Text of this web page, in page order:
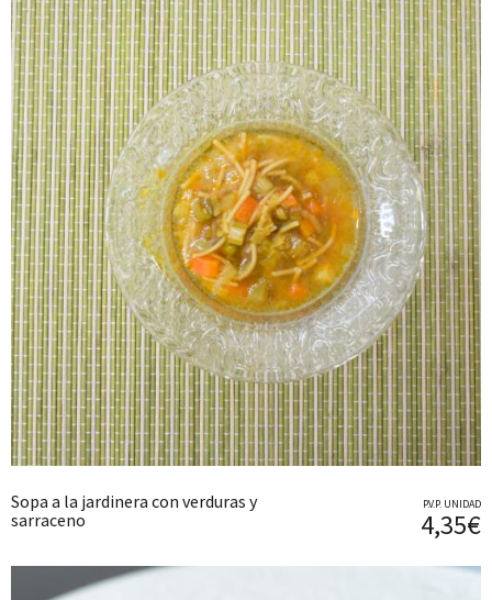
Sopa a la jardinera con verduras y
sarraceno
P.V.P. UNIDAD
4,35€